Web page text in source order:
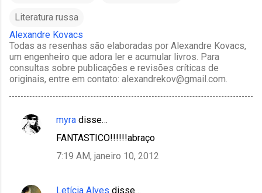
Literatura russa
Alexandre Kovacs
Todas as resenhas são elaboradas por Alexandre Kovacs,
um engenheiro que adora ler e acumular livros. Para
consultas sobre publicações e revisões críticas de
originais, entre em contato: alexandrekov@gmail.com.
C
n
myra disse…
FANTASTICO!!!!!!abraço
7:19 AM, janeiro 10, 2012
Letícia Alves disse…